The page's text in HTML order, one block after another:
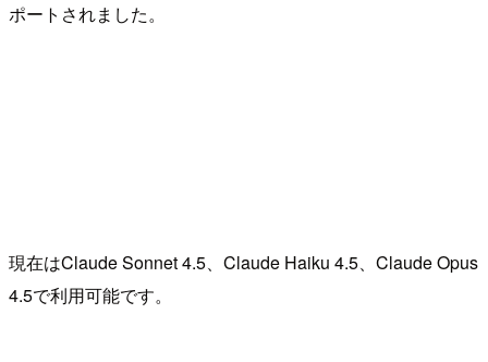
ポートされました。
現在はClaude Sonnet 4.5、Claude Haiku 4.5、Claude Opus
4.5で利用可能です。